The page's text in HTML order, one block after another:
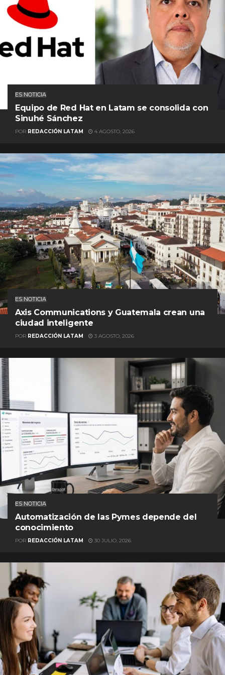
ES NOTICIA
Equipo de Red Hat en Latam se consolida con
Sinuhé Sánchez
POR REDACCIÓN LATAM 4 AGOSTO, 2026
ES NOTICIA
Axis Communications y Guatemala crean una
ciudad inteligente
POR REDACCIÓN LATAM 3 AGOSTO, 2026
ES NOTICIA
Automatización de las Pymes depende del
conocimiento
POR REDACCIÓN LATAM 30 JULIO, 2026